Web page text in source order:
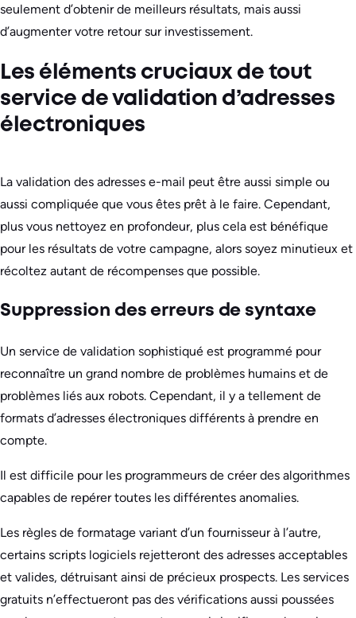
seulement d’obtenir de meilleurs résultats, mais aussi
d’augmenter votre retour sur investissement.
Les éléments cruciaux de tout
service de validation d’adresses
électroniques
La validation des adresses e-mail peut être aussi simple ou
aussi compliquée que vous êtes prêt à le faire. Cependant,
plus vous nettoyez en profondeur, plus cela est bénéfique
pour les résultats de votre campagne, alors soyez minutieux et
récoltez autant de récompenses que possible.
Suppression des erreurs de syntaxe
Un service de validation sophistiqué est programmé pour
reconnaître un grand nombre de problèmes humains et de
problèmes liés aux robots. Cependant, il y a tellement de
formats d’adresses électroniques différents à prendre en
compte.
Il est difficile pour les programmeurs de créer des algorithmes
capables de repérer toutes les différentes anomalies.
Les règles de formatage variant d’un fournisseur à l’autre,
certains scripts logiciels rejetteront des adresses acceptables
et valides, détruisant ainsi de précieux prospects. Les services
gratuits n’effectueront pas des vérifications aussi poussées